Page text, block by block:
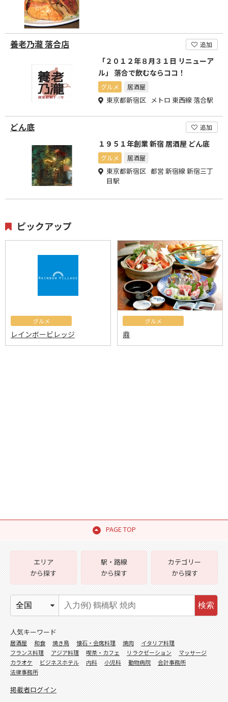
養老乃瀧 落合店 追加
「２０１２年８月３１日 リニューア
ル」 落合で飲むならココ！
グルメ 居酒屋
東京都新宿区 メトロ 東西線 落合駅
どん底 追加
１９５１年創業 新宿 居酒屋 どん底
グルメ 居酒屋
東京都新宿区 都営 新宿線 新宿三丁
目駅
ピックアップ
グルメ
レインボービレッジ
グルメ
鼎
PAGE TOP
エリア
から探す
駅・路線
から探す
カテゴリー
から探す
検索
人気キーワード
居酒屋 和食 焼き鳥 懐石・会席料理 焼肉
イタリア料理
フランス料理
アジア料理 喫茶・カフェ リラクゼーション
マッサージ
カラオケ
ビジネスホテル 内科 小児科 動物病院
会計事務所
法律事務所
掲載者ログイン